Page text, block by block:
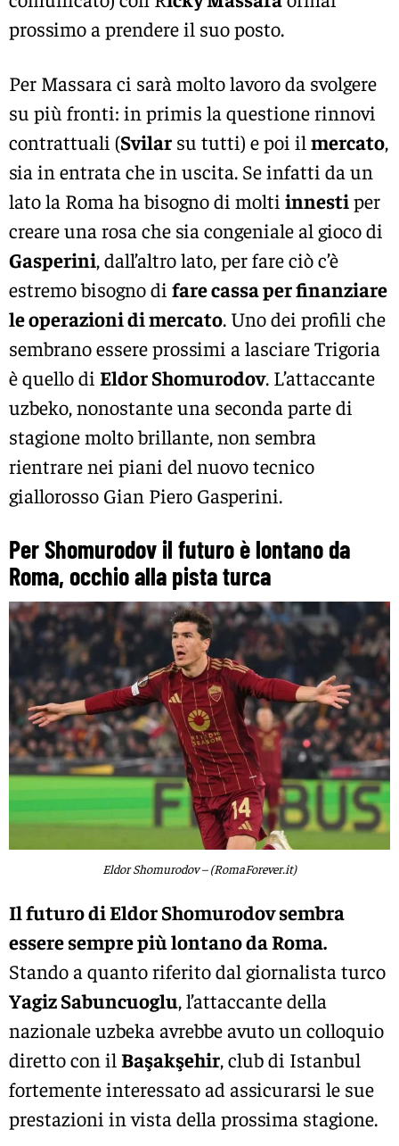
prossimo a prendere il suo posto.
Per Massara ci sarà molto lavoro da svolgere
su più fronti: in primis la questione rinnovi
contrattuali (Svilar su tutti) e poi il mercato,
sia in entrata che in uscita. Se infatti da un
lato la Roma ha bisogno di molti innestiper
creare una rosa che sia congeniale al gioco di
Gasperini, dall’altro lato, per fare ciò c’è
estremo bisogno di fare cassa per finanziare
le operazioni di mercato. Uno dei profili che
sembrano essere prossimi a lasciare Trigoria
è quello di Eldor Shomurodov. L’attaccante
uzbeko, nonostante una seconda parte di
stagione molto brillante, non sembra
rientrare nei piani del nuovo tecnico
giallorosso Gian Piero Gasperini.
Per Shomurodov il futuro è lontano da
Roma, occhio alla pista turca
Eldor Shomurodov – (RomaForever.it)
Il futuro di Eldor Shomurodov sembra
essere sempre più lontano da Roma.
Stando a quanto riferito dal giornalista turco
Yagiz Sabuncuoglu, l’attaccante della
nazionale uzbeka avrebbe avuto un colloquio
diretto con il Başakşehir, club di Istanbul
fortemente interessato ad assicurarsi le sue
prestazioni in vista della prossima stagione.